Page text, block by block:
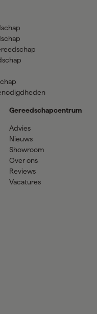
Gereedschapcentrum
Advies
Nieuws
Showroom
Over ons
Reviews
Vacatures